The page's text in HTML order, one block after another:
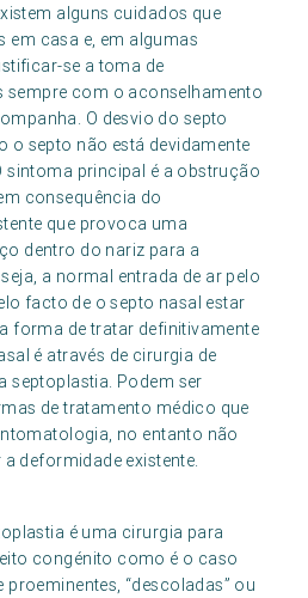
alguns cuidados que
em casa e, em algumas
se a toma de
sempre com o aconselhamento
O desvio do septo
o septo não está devidamente
sintoma principal é a obstrução
consequência do
que provoca uma
dentro do nariz para a
a normal entrada de ar pelo
facto de o septo nasal estar
forma de tratar definitivamente
é através de cirurgia de
septoplastia. Podem ser
de tratamento médico que
no entanto não
deformidade existente.
é uma cirurgia para
congénito como é o caso
proeminentes, “descoladas” ou